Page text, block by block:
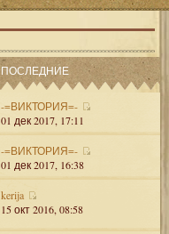
ПОСЛЕДНИЕ
-=ВИКТОРИЯ=-
01 дек 2017, 17:11
-=ВИКТОРИЯ=-
01 дек 2017, 16:38
kerija
15 окт 2016, 08:58